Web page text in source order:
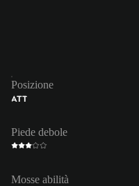
Posizione
ATT
Piede debole
Mosse abilità